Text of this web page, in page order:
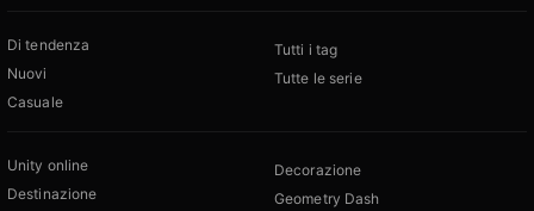
Di tendenza
Nuovi
Casuale
Tutti i tag
Tutte le serie
Unity online
Destinazione
Decorazione
Geometry Dash